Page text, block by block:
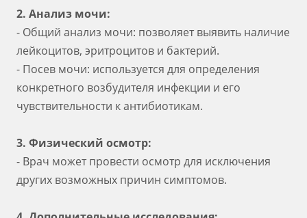
2. Анализ мочи:
- Общий анализ мочи: позволяет выявить наличие
лейкоцитов, эритроцитов и бактерий.
- Посев мочи: используется для определения
конкретного возбудителя инфекции и его
чувствительности к антибиотикам.
3. Физический осмотр:
- Врач может провести осмотр для исключения
других возможных причин симптомов.